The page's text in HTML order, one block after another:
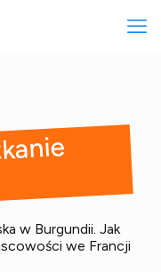
w Burgundii. Jak
we Francji